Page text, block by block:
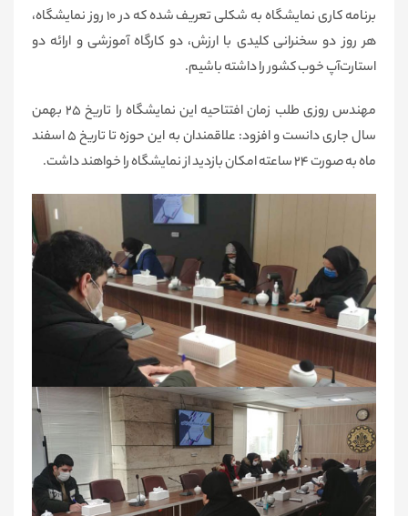
برنامه کاری نمایشگاه به شکلی تعریف شده که در 10 روز نمایشگاه،
هر روز دو سخنرانی کلیدی با ارزش، دو کارگاه آموزشی و ارائه دو
استارت‌آپ خوب کشور را داشته باشیم.
مهندس روزی طلب زمان افتتاحیه این نمایشگاه را تاریخ 25 بهمن
سال جاری دانست و افزود: علاقمندان به این حوزه تا تاریخ 5 اسفند
ماه به صورت 24 ساعته امکان بازدید از نمایشگاه را خواهند داشت.